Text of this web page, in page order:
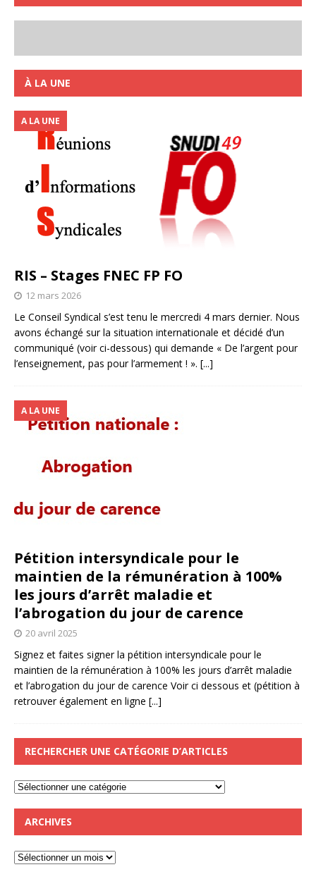
À LA UNE
RIS – Stages FNEC FP FO
A LA UNE
12 mars 2026
Le Conseil Syndical s’est tenu le mercredi 4 mars dernier. Nous
avons échangé sur la situation internationale et décidé d’un
communiqué (voir ci-dessous) qui demande « De l’argent pour
l’enseignement, pas pour l’armement ! ». [...]
Pétition intersyndicale pour le
maintien de la rémunération à 100%
les jours d’arrêt maladie et
l’abrogation du jour de carence
A LA UNE
20 avril 2025
Signez et faites signer la pétition intersyndicale pour le
maintien de la rémunération à 100% les jours d’arrêt maladie
et l’abrogation du jour de carence Voir ci dessous et (pétition à
retrouver également en ligne [...]
RECHERCHER UNE CATÉGORIE D’ARTICLES
ARCHIVES